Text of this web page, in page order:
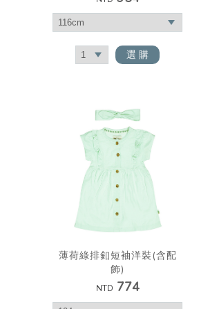
選 購
薄荷綠排釦短袖洋裝(含配
飾)
NTD 774